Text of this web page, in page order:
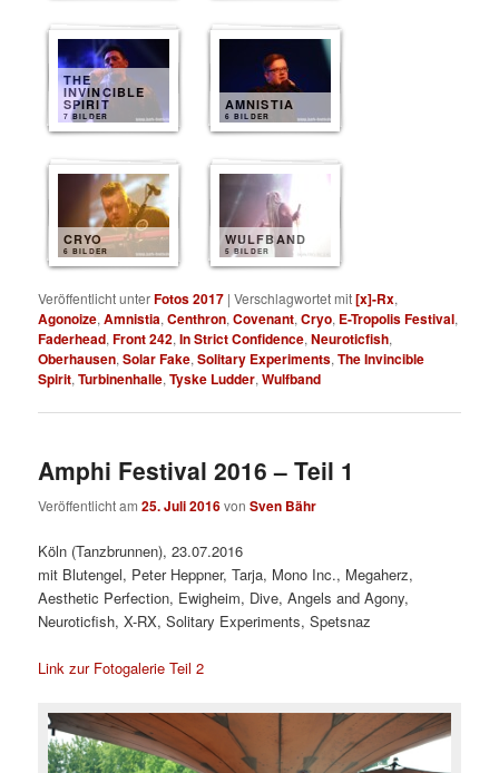
THE
INVINCIBLE
SPIRIT
7 BILDER
AMNISTIA
6 BILDER
CRYO
6 BILDER
WULFBAND
5 BILDER
Veröffentlicht unterFotos 2017 |Verschlagwortet mit[x]-Rx,
Agonoize,Amnistia,Centhron,Covenant,Cryo, E-Tropolis Festival,
Faderhead,Front 242,In Strict Confidence,Neuroticfish,
Oberhausen,Solar Fake,Solitary Experiments,The Invincible
Spirit,Turbinenhalle,Tyske Ludder,Wulfband
Amphi Festival 2016 – Teil 1
Veröffentlicht am25. Juli 2016vonSven Bähr
Köln (Tanzbrunnen), 23.07.2016
mit Blutengel, Peter Heppner, Tarja, Mono Inc., Megaherz,
Aesthetic Perfection, Ewigheim, Dive, Angels and Agony,
Neuroticfish, X-RX, Solitary Experiments, Spetsnaz
Link zur Fotogalerie Teil 2